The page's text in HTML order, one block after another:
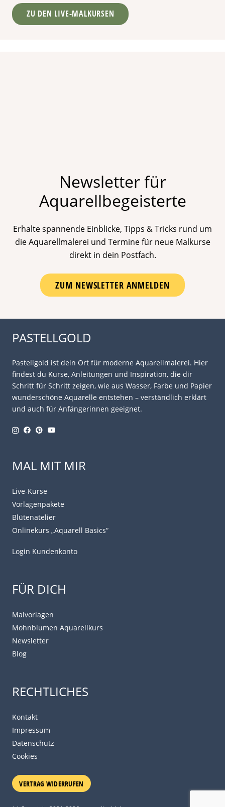
ZU DEN LIVE-MALKURSEN
Newsletter für
Aquarellbegeisterte
Erhalte spannende Einblicke, Tipps & Tricks rund um
die Aquarellmalerei und Termine für neue Malkurse
direkt in dein Postfach.
ZUM NEWSLETTER ANMELDEN
PASTELLGOLD
Pastellgold ist dein Ort für moderne Aquarellmalerei. Hier
findest du Kurse, Anleitungen und Inspiration, die dir
Schritt für Schritt zeigen, wie aus Wasser, Farbe und Papier
wunderschöne Aquarelle entstehen – verständlich erklärt
und auch für Anfängerinnen geeignet.
MAL MIT MIR
Live-Kurse
Vorlagenpakete
Blütenatelier
Onlinekurs „Aquarell Basics“
Login Kundenkonto
FÜR DICH
Malvorlagen
Mohnblumen Aquarellkurs
Newsletter
Blog
RECHTLICHES
Kontakt
Impressum
Datenschutz
Cookies
VERTRAG WIDERRUFEN